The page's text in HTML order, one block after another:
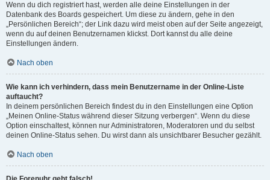
Wenn du dich registriert hast, werden alle deine Einstellungen in der
Datenbank des Boards gespeichert. Um diese zu ändern, gehe in den
„Persönlichen Bereich“; der Link dazu wird meist oben auf der Seite angezeigt,
wenn du auf deinen Benutzernamen klickst. Dort kannst du alle deine
Einstellungen ändern.
Nach oben
Wie kann ich verhindern, dass mein Benutzername in der Online-Liste
auftaucht?
In deinem persönlichen Bereich findest du in den Einstellungen eine Option
„Meinen Online-Status während dieser Sitzung verbergen“. Wenn du diese
Option einschaltest, können nur Administratoren, Moderatoren und du selbst
deinen Online-Status sehen. Du wirst dann als unsichtbarer Besucher gezählt.
Nach oben